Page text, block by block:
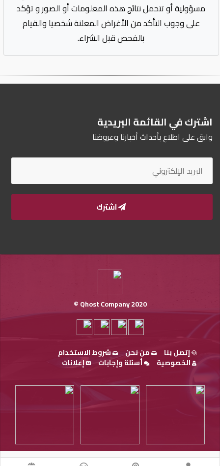
مسؤولية أو تتحمل نتائج هذه المعلومات أو الصور و تؤكد
على وجوب التأكد من الأغراض المعلنة شخصيا والقيام
بالفحص قبل الشراء.
اشترك في القائمة البريدية
وابق على اطلاع بأحداث أخبارنا وعروضنا
اشترك
Qhost Company 2020 ©
إتصل بنا من نحن
شروط الاستخدام
الخصوصية
أسئلة وإجابات إعلانات